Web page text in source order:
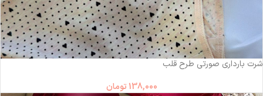
شرت بارداری صورتی طرح قلب
138,000 تومان